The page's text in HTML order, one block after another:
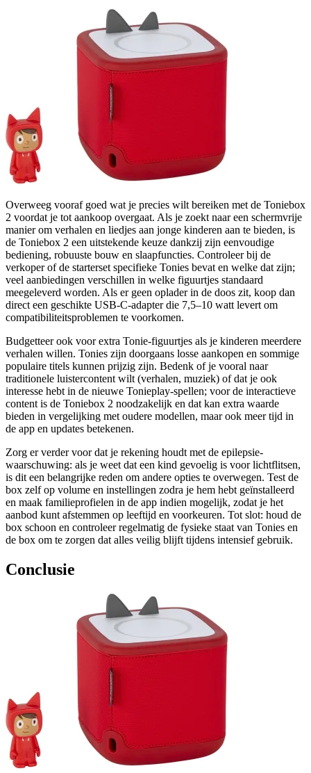
Overweeg vooraf goed wat je precies wilt bereiken met de Toniebox
2 voordat je tot aankoop overgaat. Als je zoekt naar een schermvrije
manier om verhalen en liedjes aan jonge kinderen aan te bieden, is
de Toniebox 2 een uitstekende keuze dankzij zijn eenvoudige
bediening, robuuste bouw en slaapfuncties. Controleer bij de
verkoper of de starterset specifieke Tonies bevat en welke dat zijn;
veel aanbiedingen verschillen in welke figuurtjes standaard
meegeleverd worden. Als er geen oplader in de doos zit, koop dan
direct een geschikte USB-C-adapter die 7,5–10 watt levert om
compatibiliteitsproblemen te voorkomen.
Budgetteer ook voor extra Tonie-figuurtjes als je kinderen meerdere
verhalen willen. Tonies zijn doorgaans losse aankopen en sommige
populaire titels kunnen prijzig zijn. Bedenk of je vooral naar
traditionele luistercontent wilt (verhalen, muziek) of dat je ook
interesse hebt in de nieuwe Tonieplay-spellen; voor de interactieve
content is de Toniebox 2 noodzakelijk en dat kan extra waarde
bieden in vergelijking met oudere modellen, maar ook meer tijd in
de app en updates betekenen.
Zorg er verder voor dat je rekening houdt met de epilepsie-
waarschuwing: als je weet dat een kind gevoelig is voor lichtflitsen,
is dit een belangrijke reden om andere opties te overwegen. Test de
box zelf op volume en instellingen zodra je hem hebt geïnstalleerd
en maak familieprofielen in de app indien mogelijk, zodat je het
aanbod kunt afstemmen op leeftijd en voorkeuren. Tot slot: houd de
box schoon en controleer regelmatig de fysieke staat van Tonies en
de box om te zorgen dat alles veilig blijft tijdens intensief gebruik.
Conclusie